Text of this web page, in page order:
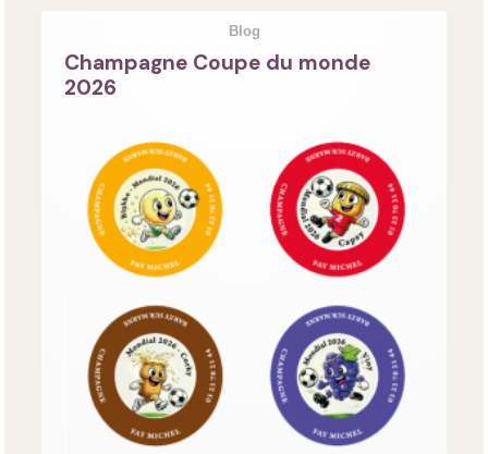
Blog
Champagne Coupe du monde
2026